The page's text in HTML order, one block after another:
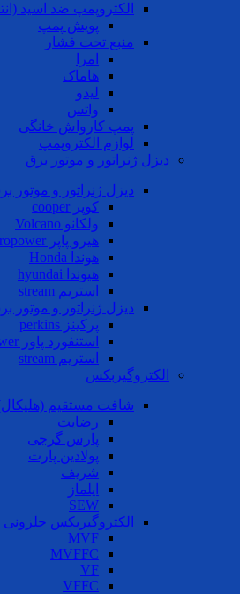
الکتروپمپ ضد اسید
پویش پمپ
منبع تحت فشار
امرا
هاماک
لیدو
واتس
پمپ کارواش خانگی
لوازم الکتروپمپ
دیزل ژنراتور و موتور برق
دیزل ژنراتور و موتور
کوپر cooper
ولکانو Volcano
هیرو پاپر Heropower
هوندا Honda
هیوندا hyundai
استریم stream
دیزل ژنراتور و موتور
پرکینز perkins
استنفورد پاور stanford power
استریم stream
الکتروگیربکس
شافت مستقیم
رضایت
پارس گرجی
پولادین پارت
شریف
ایلماز
SEW
الکتروگیربکس حلزونی
MVF
MVFFC
VF
VFFC